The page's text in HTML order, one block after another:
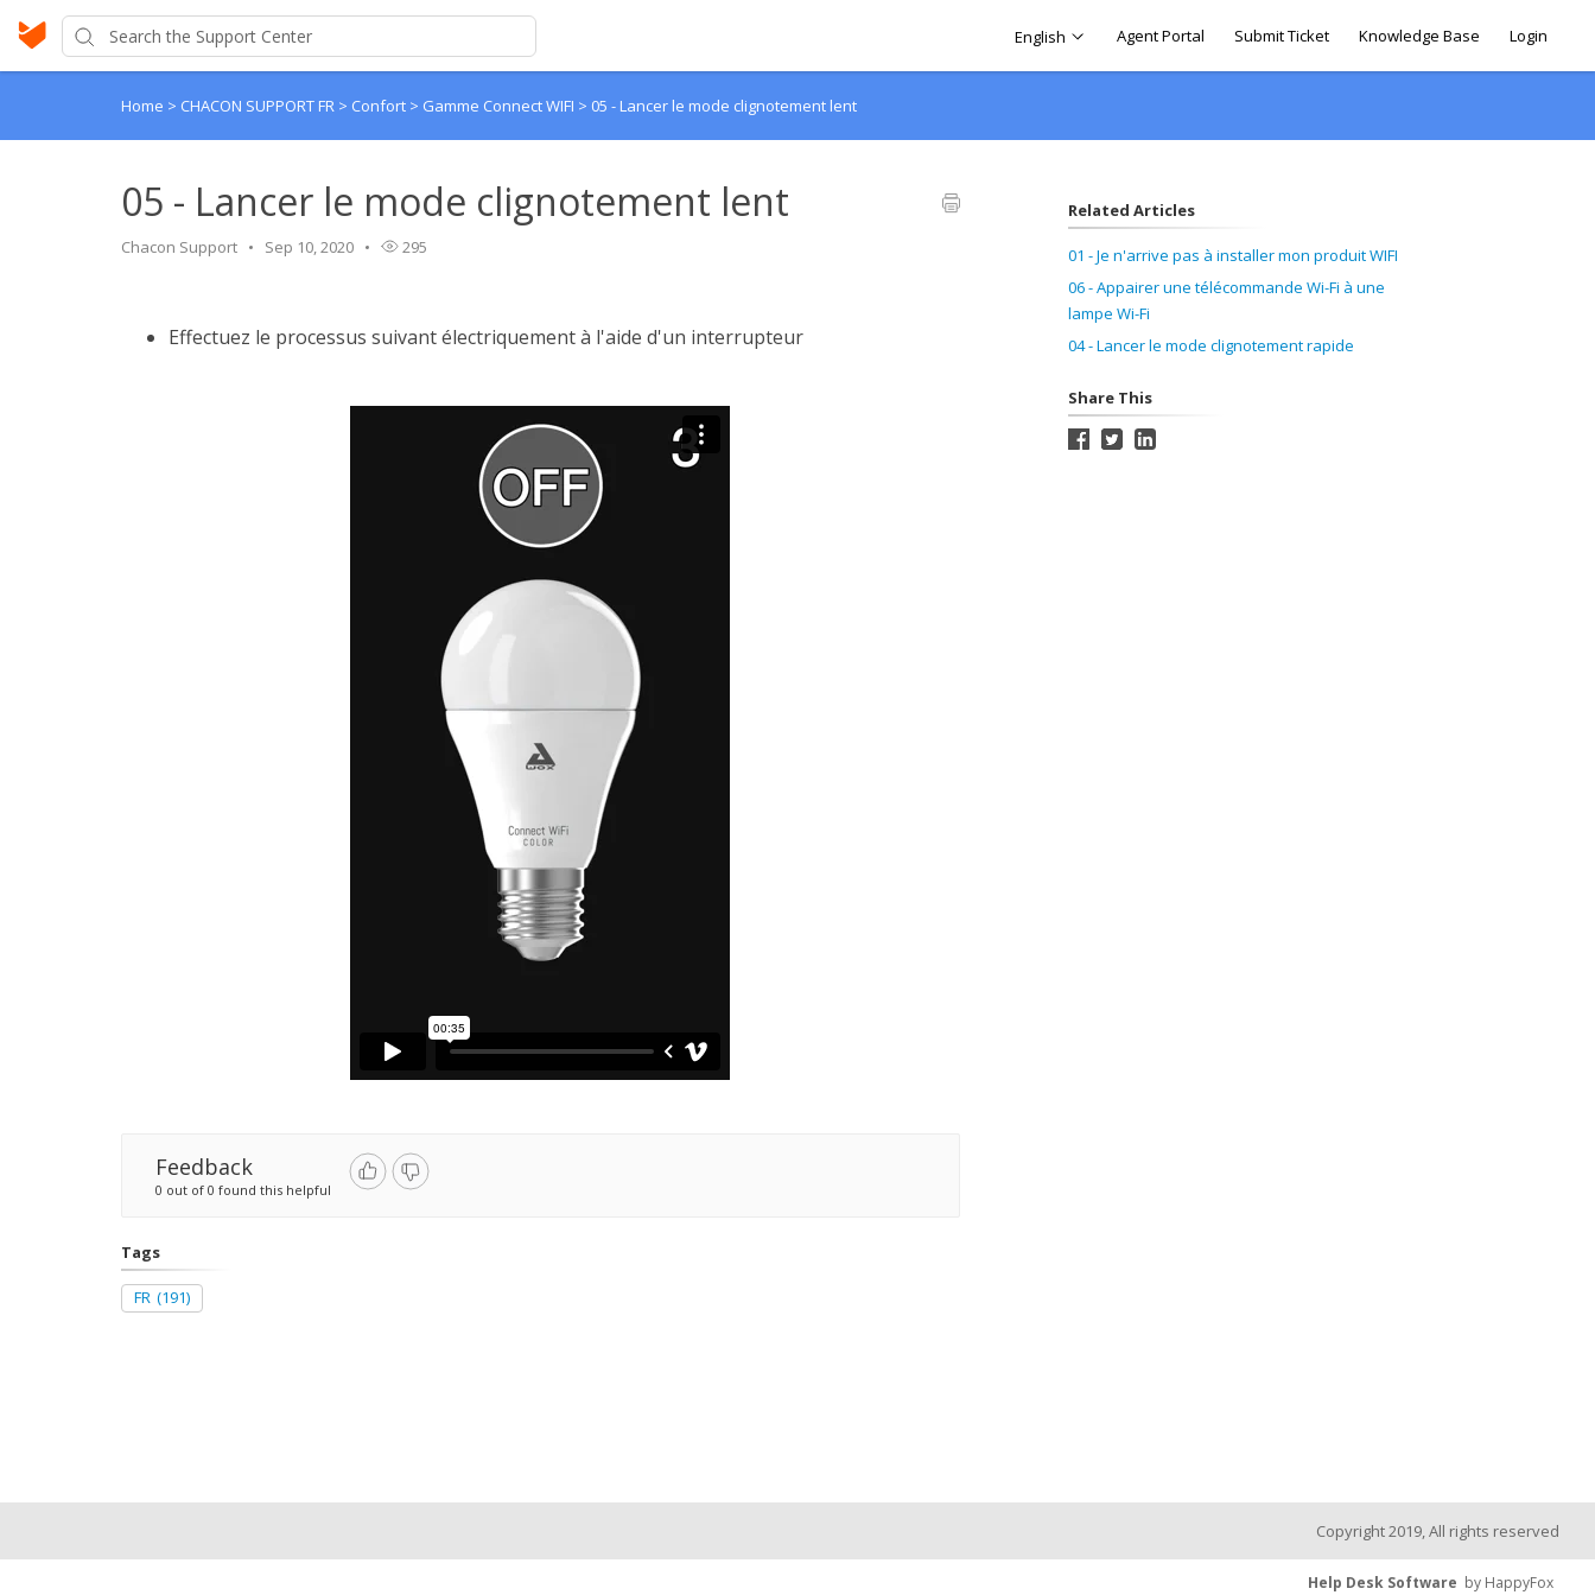
English Agent Portal Submit Ticket Knowledge Base Login
Home > CHACON SUPPORT FR > Confort > Gamme Connect WIFI > 05 - Lancer le mode clignotement lent
05 - Lancer le mode clignotement lent
Chacon Support Sep 10, 2020 295
Effectuez le processus suivant électriquement à l'aide d'un interrupteur
Feedback
0 out of 0 found this helpful
Tags
FR (191)
Related Articles
01 - Je n'arrive pas à installer mon produit WIFI
06 - Appairer une télécommande Wi-Fi à une
lampe Wi-Fi
04 - Lancer le mode clignotement rapide
Share This
Copyright 2019, All rights reserved
Help Desk Software by HappyFox